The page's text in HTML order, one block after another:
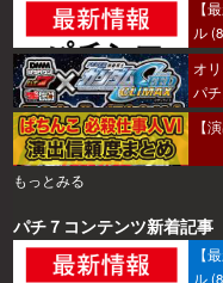
【
ル
オ
パ
士
打
【
もっとみる
パチ７コンテンツ新着記事
【
ル